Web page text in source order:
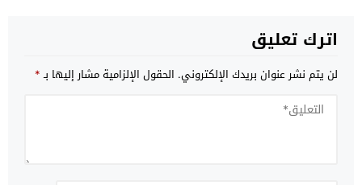
اترك تعليق
لن يتم نشر عنوان بريدك الإلكتروني. الحقول الإلزامية مشار إليها بـ*